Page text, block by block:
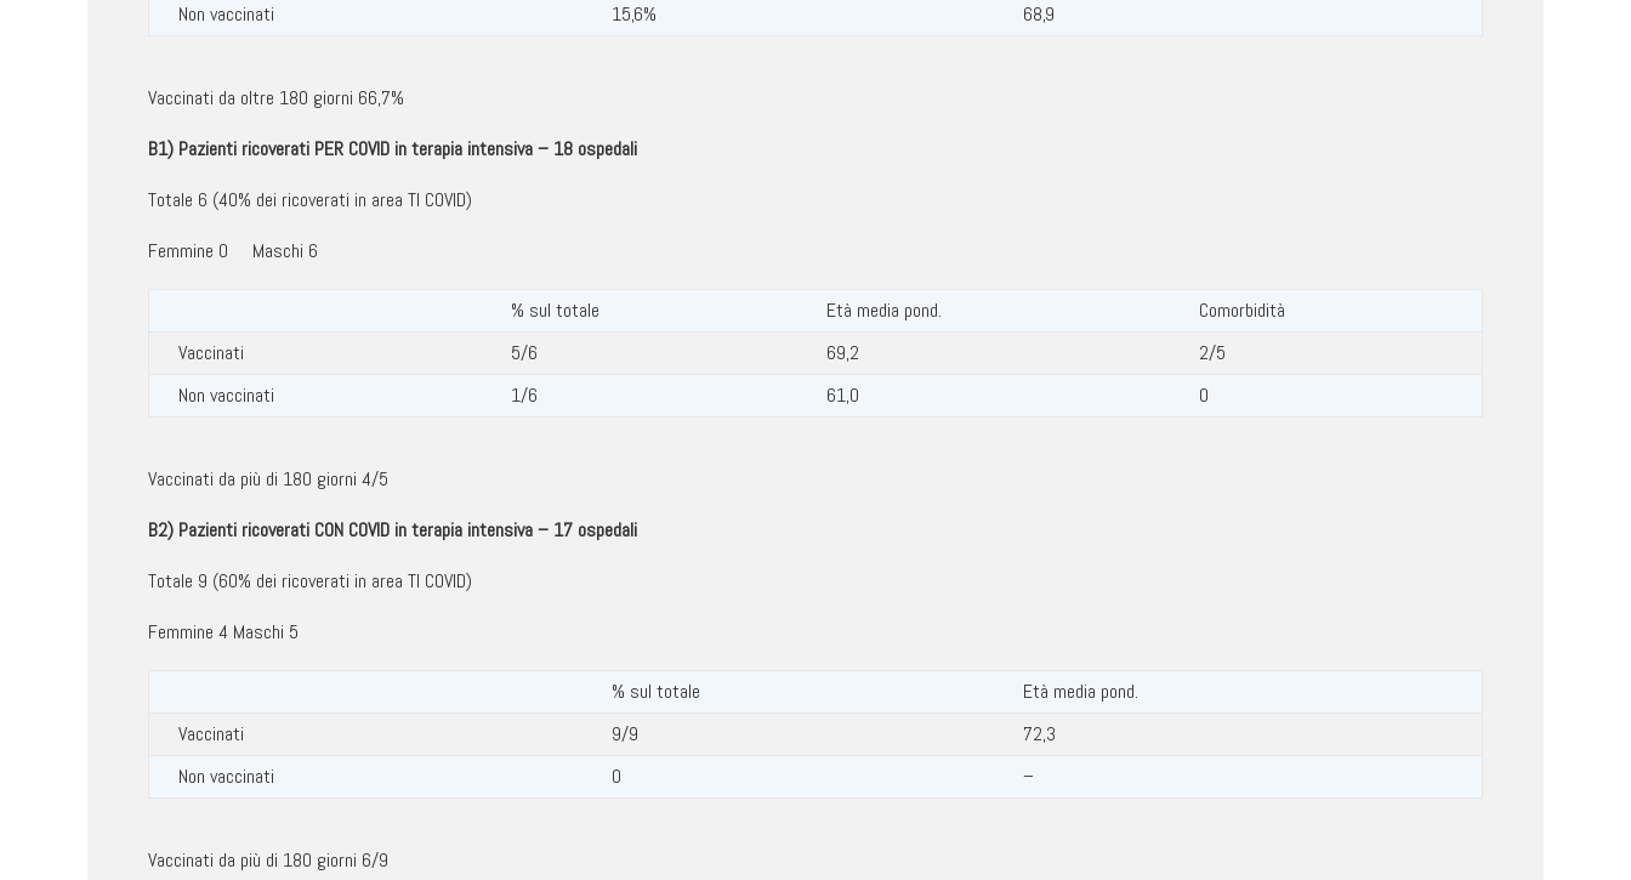
Non vaccinati
15,6% 68,9
Vaccinati da oltre 180 giorni 66,7%
B1) Pazienti ricoverati PER COVID in terapia intensiva – 18 ospedali
Totale 6 (40% dei ricoverati in area TI COVID)
Femmine 0 Maschi 6
% sul totale Età media pond.
Comorbidità
Vaccinati
5/6 69,2
2/5
Non vaccinati
1/6 61,0 0
Vaccinati da più di 180 giorni 4/5
B2) Pazienti ricoverati CON COVID in terapia intensiva – 17 ospedali
Totale 9 (60% dei ricoverati in area TI COVID)
Femmine 4 Maschi 5
% sul totale
Età media pond.
Vaccinati
9/9
72,3
Non vaccinati
0 –
Vaccinati da più di 180 giorni 6/9